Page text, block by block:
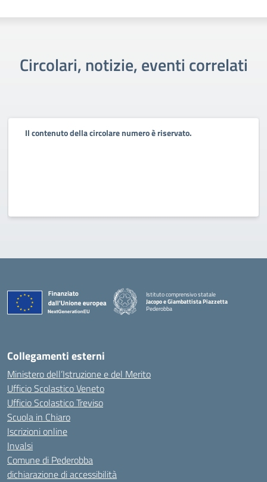
Circolari, notizie, eventi correlati
Il contenuto della circolare numero è riservato.
Istituto comprensivo statale
Jacopo e Giambattista Piazzetta
Pederobba
Collegamenti esterni
Ministero dell’Istruzione e del Merito
Ufficio Scolastico Veneto
Ufficio Scolastico Treviso
Scuola in Chiaro
Iscrizioni online
Invalsi
Comune di Pederobba
dichiarazione di accessibilità